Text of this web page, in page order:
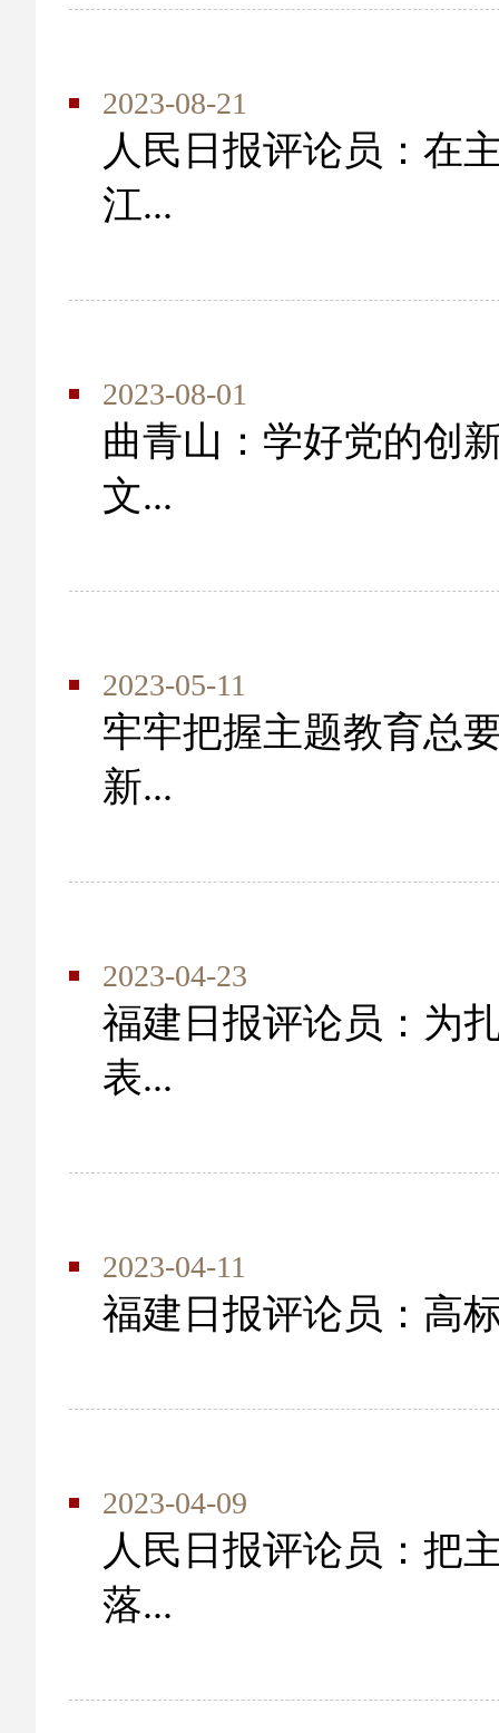
2023-08-21
人民日报评论员：在
江...
2023-08-01
曲青山：学好党的创
文...
2023-05-11
牢牢把握主题教育总
新...
2023-04-23
福建日报评论员：为
表...
2023-04-11
福建日报评论员：高
2023-04-09
人民日报评论员：把
落...